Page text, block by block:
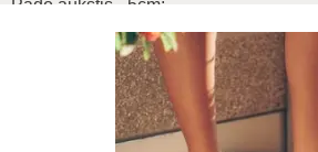
Pado aukštis - 5cm;
0KfckFz3Nmc83PNBClca